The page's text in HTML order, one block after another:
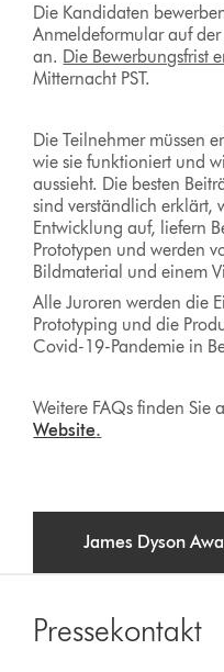
Die Kandidaten
Anmeldeformular auf der
an. Die Bewerbungsfrist
Mitternacht PST.
Die Teilnehmer müssen
wie sie funktioniert und
aussieht. Die besten
sind verständlich erklärt,
Entwicklung auf, liefern
Prototypen und werden
Bildmaterial und einem
Alle Juroren werden die
Prototyping und die
Covid-19-Pandemie in
Weitere FAQs finden Sie
Website.
James Dyson
Pressekontakt